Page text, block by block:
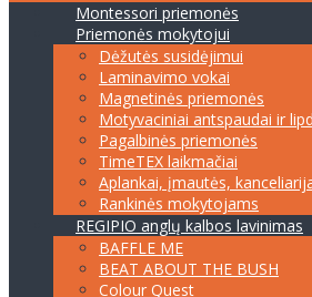
Montessori priemonės
Priemonės mokytojui
Dėžutės susidėjimui
Laminavimo vokai
Magnetinės priemonės
Motyvaciniai antspaudai ir
Pagalbinės priemonės
TimeTEX laikmačiai
Aplankai, įmautės,
Rankinės mokytojams
REGIPIO anglų kalbos lavinimas
BAFFLE ME
BEAT ABOUT THE BUSH
Colour Quest